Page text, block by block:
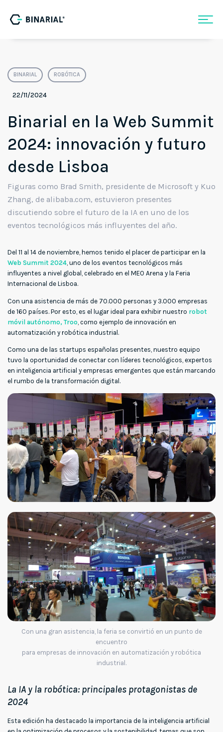
BINARIAL ROBÓTICA
22/11/2024
Binarial en la Web Summit
2024: innovación y futuro
desde Lisboa
Figuras como Brad Smith, presidente de Microsoft y Kuo
Zhang, de alibaba.com, estuvieron presentes
discutiendo sobre el futuro de la IA en uno de los
eventos tecnológicos más influyentes del año.
Del 11 al 14 de noviembre, hemos tenido el placer de participar en la
Web Summit 2024, uno de los eventos tecnológicos más
influyentes a nivel global, celebrado en el MEO Arena y la Feria
Internacional de Lisboa.
Con una asistencia de más de 70.000 personas y 3.000 empresas
de 160 países. Por esto, es el lugar ideal para exhibir nuestro robot
móvil autónomo, Troo , como ejemplo de innovación en
automatización y robótica industrial.
Como una de las startups españolas presentes, nuestro equipo
tuvo la oportunidad de conectar con líderes tecnológicos, expertos
en inteligencia artificial y empresas emergentes que están marcando
el rumbo de la transformación digital.
Con una gran asistencia, la feria se convirtió en un punto de
encuentro
para empresas de innovación en automatización y robótica
industrial.
La IA y la robótica: principales protagonistas de
2024
Esta edición ha destacado la importancia de la inteligencia artificial